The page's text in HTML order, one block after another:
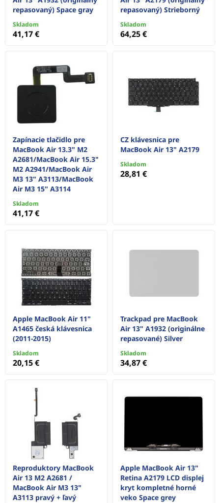
repasovaný) Space gray
Skladom
41,17 €
repasovaný) Strieborný
Skladom
64,25 €
Zapínacie tlačidlo pre
MacBook Air 13.3" M2
A2681/MacBook Air 15.3"
M2 A2941/MacBook Air
M3 13" A3113/MacBook
Air M3 15" A3114
Skladom
41,17 €
CZ klávesnica pre
MacBook Air 13" A2179
Skladom
28,81 €
Apple MacBook Air 11"
A1465 česká klávesnica
(2011-2015)
Skladom
20,15 €
Trackpad pre MacBook
Air 13" A1932 (originálne
repasované) Silver
Skladom
34,87 €
Reproduktory MacBook
Air 13 M2 A2681 /
MacBook Air M3 13"
A3113 pravý + ľavý
Apple MacBook Air 13"
Retina A2179 LCD displej
kryt kompletné horné
veko Space grey